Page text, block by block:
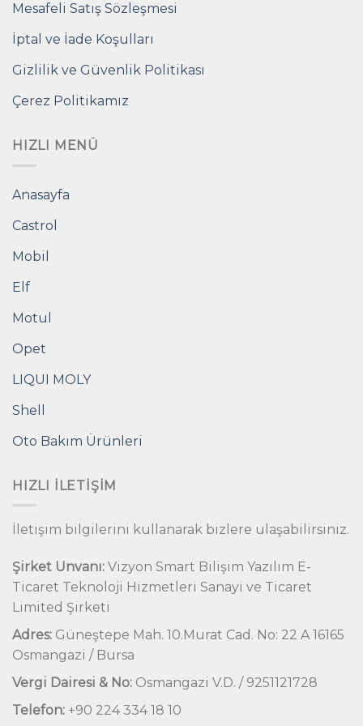
Mesafeli Satış Sözleşmesi
İptal ve İade Koşulları
Gizlilik ve Güvenlik Politikası
Çerez Politikamız
HIZLI MENÜ
Anasayfa
Castrol
Mobil
Elf
Motul
Opet
LIQUI MOLY
Shell
Oto Bakım Ürünleri
HIZLI İLETIŞIM
İletişim bilgilerini kullanarak bizlere ulaşabilirsiniz.
Şirket Unvanı: Vizyon Smart Bilişim Yazılım E-
Ticaret Teknoloji Hizmetleri Sanayi ve Ticaret
Limited Şirketi
Adres: Güneştepe Mah. 10.Murat Cad. No: 22 A 16165
Osmangazi / Bursa
Vergi Dairesi & No: Osmangazi V.D. / 9251121728
Telefon: +90 224 334 18 10